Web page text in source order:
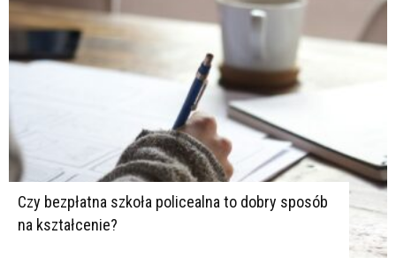
Czy bezpłatna szkoła policealna to dobry sposób
na kształcenie?